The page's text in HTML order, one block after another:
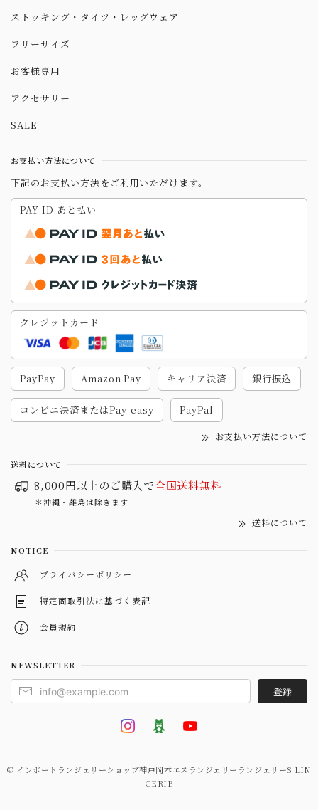
ストッキング・タイツ・レッグウェア
フリーサイズ
お客様専用
アクセサリー
SALE
お支払い方法について
下記のお支払い方法をご利用いただけます。
PAY ID あと払い
クレジットカード
PayPay Amazon Pay キャリア決済 銀行振込
コンビニ決済またはPay-easy PayPal
お支払い方法について
送料について
8,000円以上のご購入で全国送料無料
＊沖縄・離島は除きます
送料について
NOTICE
プライバシーポリシー
特定商取引法に基づく表記
会員規約
NEWSLETTER
登録
© インポートランジェリーショップ神戸岡本エスランジェリーランジェリーS LIN
GERIE